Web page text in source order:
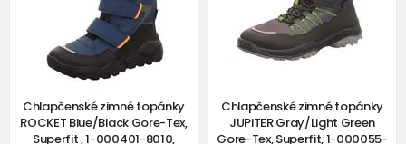
Chlapčenské zimné topánky
ROCKET Blue/Black Gore-Tex,
Superfit , 1-000401-8010,
Chlapčenské zimné topánky
JUPITER Gray/Light Green
Gore-Tex, Superfit, 1-000055-